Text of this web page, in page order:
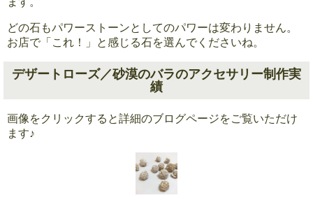
どの石もパワーストーンとしてのパワーは変わりません。
お店で「これ！」と感じる石を選んでくださいね。
デザートローズ／砂漠のバラのアクセサリー制作実
績
画像をクリックすると詳細のブログページをご覧いただけ
ます♪